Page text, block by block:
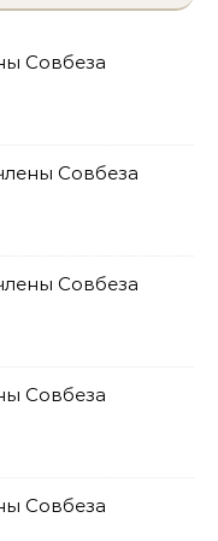
Совбеза
Совбеза
Совбеза
Совбеза
Совбеза